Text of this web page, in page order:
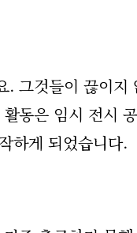
그것들이 끊이지
동은 임시 전시 공